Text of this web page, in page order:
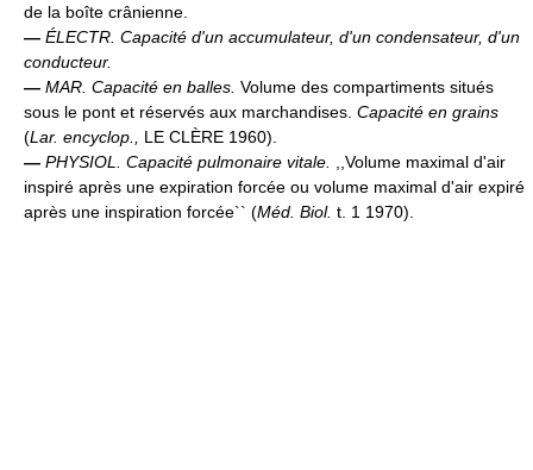
de la boîte crânienne.
— ÉLECTR. Capacité d'un accumulateur, d'un condensateur, d'un
conducteur.
— MAR. Capacité en balles. Volume des compartiments situés
sous le pont et réservés aux marchandises. Capacité en grains
(Lar. encyclop.,
LE CLÈRE 1960).
— PHYSIOL. Capacité pulmonaire vitale.
,,Volume maximal d'air
inspiré après une expiration forcée ou volume maximal d'air expiré
après une inspiration forcée`` (Méd. Biol. t. 1 1970).